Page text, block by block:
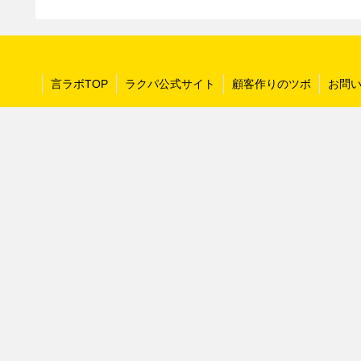
言ラボTOP ラクパ公式サイト 顧客作りのツボ お問